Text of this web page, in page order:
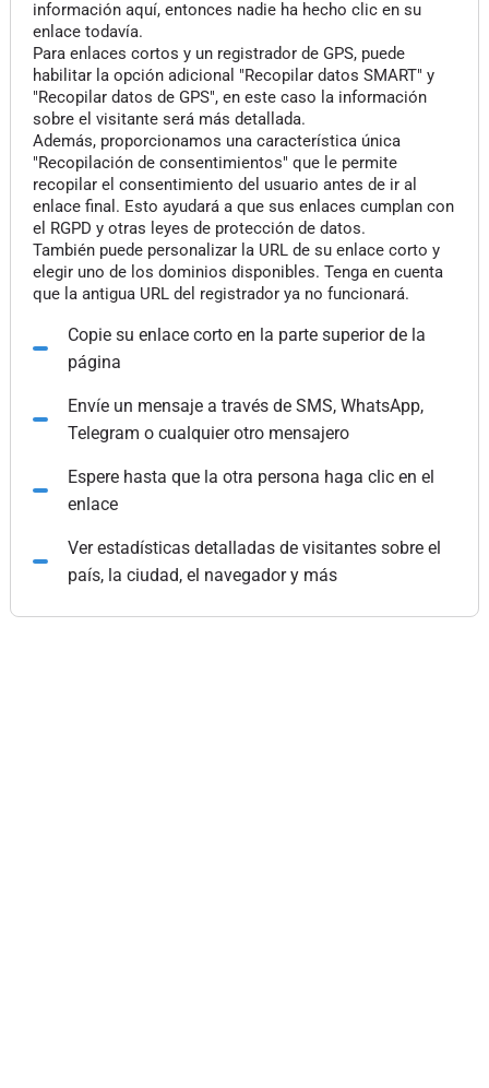
información aquí, entonces nadie ha hecho clic en su
enlace todavía.
Para enlaces cortos y un registrador de GPS, puede
habilitar la opción adicional "Recopilar datos SMART" y
"Recopilar datos de GPS", en este caso la información
sobre el visitante será más detallada.
Además, proporcionamos una característica única
"Recopilación de consentimientos" que le permite
recopilar el consentimiento del usuario antes de ir al
enlace final. Esto ayudará a que sus enlaces cumplan con
el RGPD y otras leyes de protección de datos.
También puede personalizar la URL de su enlace corto y
elegir uno de los dominios disponibles. Tenga en cuenta
que la antigua URL del registrador ya no funcionará.
Copie su enlace corto en la parte superior de la
página
Envíe un mensaje a través de SMS, WhatsApp,
Telegram o cualquier otro mensajero
Espere hasta que la otra persona haga clic en el
enlace
Ver estadísticas detalladas de visitantes sobre el
país, la ciudad, el navegador y más